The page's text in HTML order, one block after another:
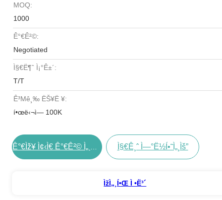
MOQ:
1000
Ê°€ê²©:
Negotiated
Ì§€ë¶ˆ Ì¡°ê±´:
T/T
Ê³µê¸‰ ËŠ¥ë ¥:
í•œë‹¬ì— 100K
Ì§€ê¸ˆ Ì—°ë½í•˜ì„¸ìš”
Ìžì„¸í•œ Ì •ë³´